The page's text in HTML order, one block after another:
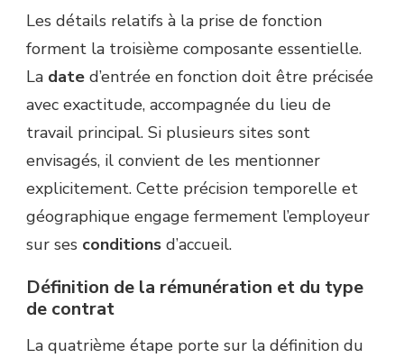
Les détails relatifs à la prise de fonction
forment la troisième composante essentielle.
La date d’entrée en fonction doit être précisée
avec exactitude, accompagnée du lieu de
travail principal. Si plusieurs sites sont
envisagés, il convient de les mentionner
explicitement. Cette précision temporelle et
géographique engage fermement l’employeur
sur ses conditions d’accueil.
Définition de la rémunération et du type
de contrat
La quatrième étape porte sur la définition du